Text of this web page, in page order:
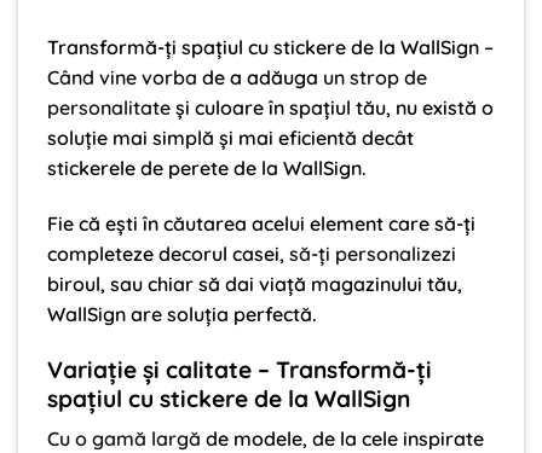
Transformă-ți spațiul cu stickere de la WallSign –
Când vine vorba de a adăuga un strop de
personalitate și culoare în spațiul tău, nu există o
soluție mai simplă și mai eficientă decât
stickerele de perete de la WallSign.
Fie că ești în căutarea acelui element care să-ți
completeze decorul casei, să-ți personalizezi
biroul, sau chiar să dai viață magazinului tău,
WallSign are soluția perfectă.
Variație și calitate – Transformă-ți
spațiul cu stickere de la WallSign
Cu o gamă largă de modele, de la cele inspirate